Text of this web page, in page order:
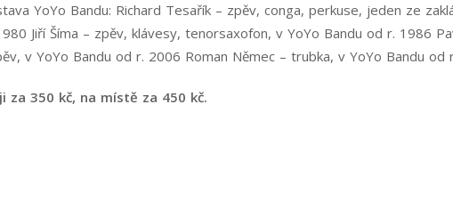
YoYo Bandu: Richard Tesařík – zpěv, conga, perkuse, jeden ze
Jiří Šíma – zpěv, klávesy, tenorsaxofon, v YoYo Bandu od r. 1986
v YoYo Bandu od r. 2006 Roman Němec – trubka, v YoYo Bandu
za 350 kč, na místě za 450 kč.